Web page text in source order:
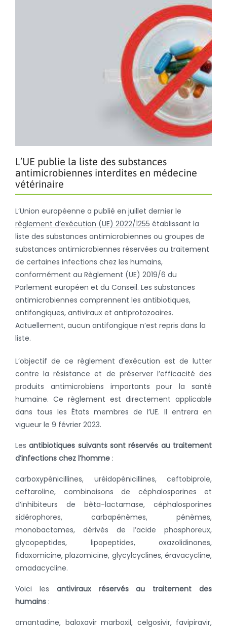
L’UE publie la liste des substances
antimicrobiennes interdites en médecine
vétérinaire
L’Union européenne a publié en juillet dernier le
règlement d’exécution (UE) 2022/1255 établissant la
liste des substances antimicrobiennes ou groupes de
substances antimicrobiennes réservées au traitement
de certaines infections chez les humains,
conformément au Règlement (UE) 2019/6 du
Parlement européen et du Conseil. Les substances
antimicrobiennes comprennent les antibiotiques,
antifongiques, antiviraux et antiprotozoaires.
Actuellement, aucun antifongique n’est repris dans la
liste.
L’objectif de ce règlement d’exécution est de lutter
contre la résistance et de préserver l’efficacité des
produits antimicrobiens importants pour la santé
humaine. Ce règlement est directement applicable
dans tous les États membres de l’UE. Il entrera en
vigueur le 9 février 2023.
Lesantibiotiques suivants sont réservés au traitement
d’infections chez l’homme :
carboxypénicillines, uréidopénicillines, ceftobiprole,
ceftaroline, combinaisons de céphalosporines et
d’inhibiteurs de bêta-lactamase, céphalosporines
sidérophores, carbapénèmes, pénèmes,
monobactames, dérivés de l’acide phosphoreux,
glycopeptides, lipopeptides, oxazolidinones,
fidaxomicine, plazomicine, glycylcyclines, éravacycline,
omadacycline.
Voici les antiviraux réservés au traitement des
humains :
amantadine, baloxavir marboxil, celgosivir, favipiravir,